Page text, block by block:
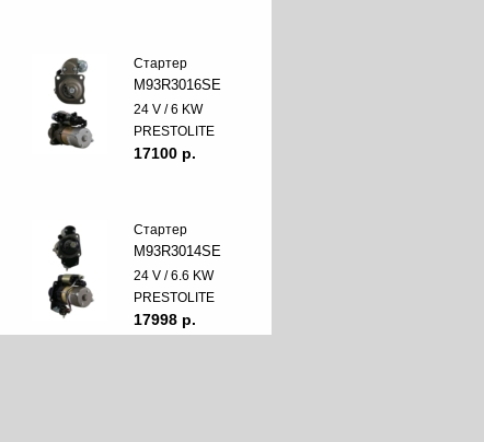
Стартер
M93R3016SE
24 V / 6 KW
PRESTOLITE
17100 p.
Стартер
M93R3014SE
24 V / 6.6 KW
PRESTOLITE
17998 p.